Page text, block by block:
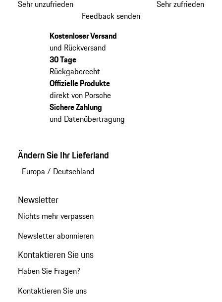
Sehr unzufrieden
Sehr zufrieden
Feedback senden
Kostenloser Versand
und Rückversand
30 Tage
Rückgaberecht
Offizielle Produkte
direkt von Porsche
Sichere Zahlung
und Datenübertragung
Ändern Sie Ihr Lieferland
Europa / Deutschland
Newsletter
Nichts mehr verpassen
Newsletter abonnieren
Kontaktieren Sie uns
Haben Sie Fragen?
Kontaktieren Sie uns